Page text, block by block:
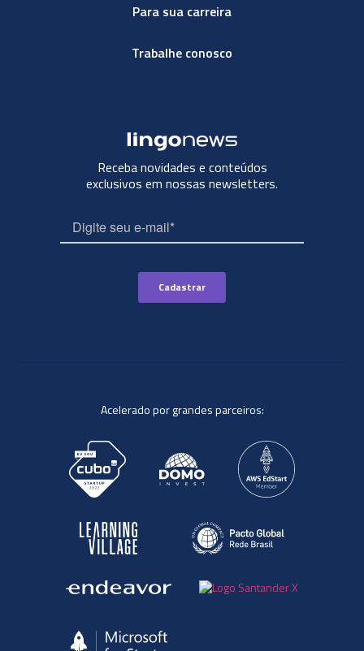
Para sua carreira
Trabalhe conosco
Receba novidades e conteúdos
exclusivos em nossas newsletters.
Acelerado por grandes parceiros: